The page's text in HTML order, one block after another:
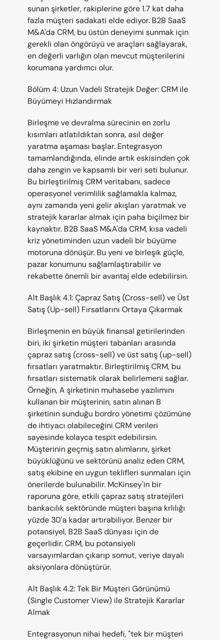
sunan şirketler, rakiplerine göre 1.7 kat daha
fazla müşteri sadakati elde ediyor. B2B SaaS
M&A'da CRM, bu üstün deneyimi sunmak için
gerekli olan öngörüyü ve araçları sağlayarak,
en değerli varlığın olan mevcut müşterilerini
korumana yardımcı olur.
Bölüm 4: Uzun Vadeli Stratejik Değer: CRM ile
Büyümeyi Hızlandırmak
Birleşme ve devralma sürecinin en zorlu
kısımları atlatıldıktan sonra, asıl değer
yaratma aşaması başlar. Entegrasyon
tamamlandığında, elinde artık eskisinden çok
daha zengin ve kapsamlı bir veri seti bulunur.
Bu birleştirilmiş CRM veritabanı, sadece
operasyonel verimlilik sağlamakla kalmaz,
aynı zamanda yeni gelir akışları yaratmak ve
stratejik kararlar almak için paha biçilmez bir
kaynaktır. B2B SaaS M&A'da CRM, kısa vadeli
kriz yönetiminden uzun vadeli bir büyüme
motoruna dönüşür. Bu yeni ve birleşik güçle,
pazar konumunu sağlamlaştırabilir ve
rekabette önemli bir avantaj elde edebilirsin.
Alt Başlık 4.1: Çapraz Satış (Cross-sell) ve Üst
Satış (Up-sell) Fırsatlarını Ortaya Çıkarmak
Birleşmenin en büyük finansal getirilerinden
biri, iki şirketin müşteri tabanları arasında
çapraz satış (cross-sell) ve üst satış (up-sell)
fırsatları yaratmaktır. Birleştirilmiş CRM, bu
fırsatları sistematik olarak belirlemeni sağlar.
Örneğin, A şirketinin muhasebe yazılımını
kullanan bir müşterinin, satın alınan B
şirketinin sunduğu bordro yönetimi çözümüne
de ihtiyacı olabileceğini CRM verileri
sayesinde kolayca tespit edebilirsin.
Müşterinin geçmiş satın alımlarını, şirket
büyüklüğünü ve sektörünü analiz eden CRM,
satış ekibine en uygun teklifleri sunmaları için
önerilerde bulunabilir. McKinsey'in bir
raporuna göre, etkili çapraz satış stratejileri
bankacılık sektöründe müşteri başına krlılığı
yüzde 30'a kadar artırabiliyor. Benzer bir
potansiyel, B2B SaaS dünyası için de
geçerlidir. CRM, bu potansiyeli
varsayımlardan çıkarıp somut, veriye dayalı
aksiyonlara dönüştürür.
Alt Başlık 4.2: Tek Bir Müşteri Görünümü
(Single Customer View) ile Stratejik Kararlar
Almak
Entegrasyonun nihai hedefi, "tek bir müşteri